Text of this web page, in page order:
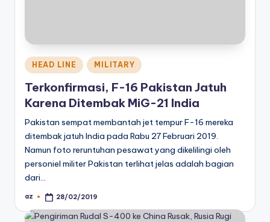
Posted
in
HEAD LINE MILITARY
Terkonfirmasi, F-16 Pakistan Jatuh
Karena Ditembak MiG-21 India
Pakistan sempat membantah jet tempur F-16 mereka
ditembak jatuh India pada Rabu 27 Februari 2019.
Namun foto reruntuhan pesawat yang dikelilingi oleh
personiel militer Pakistan terlihat jelas adalah bagian
dari…
Posted
az 28/02/2019